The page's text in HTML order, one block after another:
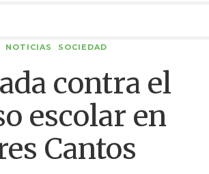
NOTICIAS SOCIEDAD
contra el
escolar en
Cantos